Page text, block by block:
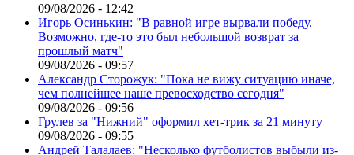
09/08/2026 - 12:42
Игорь Осинькин: "В равной игре вырвали победу.
Возможно, где-то это был небольшой возврат за
прошлый матч"
09/08/2026 - 09:57
Александр Сторожук: "Пока не вижу ситуацию иначе,
чем полнейшее наше превосходство сегодня"
09/08/2026 - 09:56
Грулев за "Нижний" оформил хет-трик за 21 минуту
09/08/2026 - 09:55
Андрей Талалаев: "Несколько футболистов выбыли из-